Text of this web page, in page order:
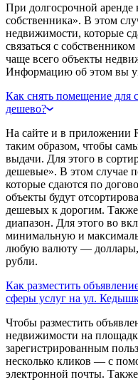
При долгосрочной аренде
собственника». В этом
недвижимости, которые
связаться с
чаще всего объекты
Информацию об этом вы
Как снять помещение для
дешево?
На сайте и в приложении
таким образом, чтобы
выдачи. Для этого в
дешевые». В этом случае
которые сдаются по
объекты будут
дешевых к дорогим.
диапазон. Для этого во
минимальную и
любую валюту — доллары,
рубли.
Как разместить
сферы услуг на ул.
Чтобы разместить
недвижимости на
зарегистрированным
несколько кликов — с
электронной почты.